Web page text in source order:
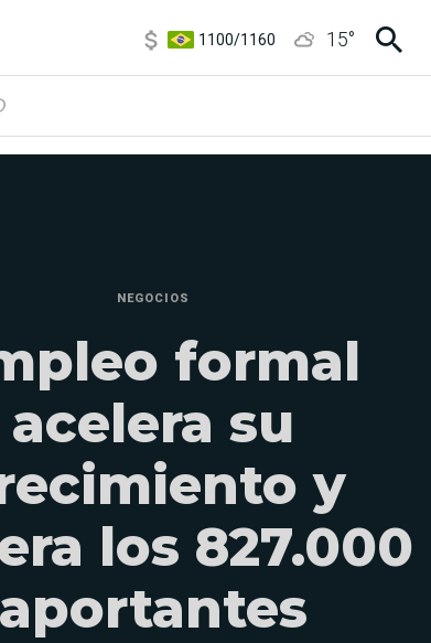
3,8/4
15°
NEGOCIOS
formal
acelera su
y
los 827.000
aportantes